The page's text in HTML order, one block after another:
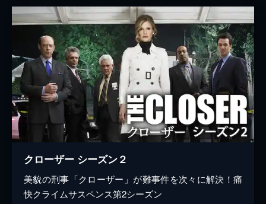
クローザー シーズン２
美貌の刑事「クローザー」が難事件を次々に解決！痛
快クライムサスペンス第2シーズン